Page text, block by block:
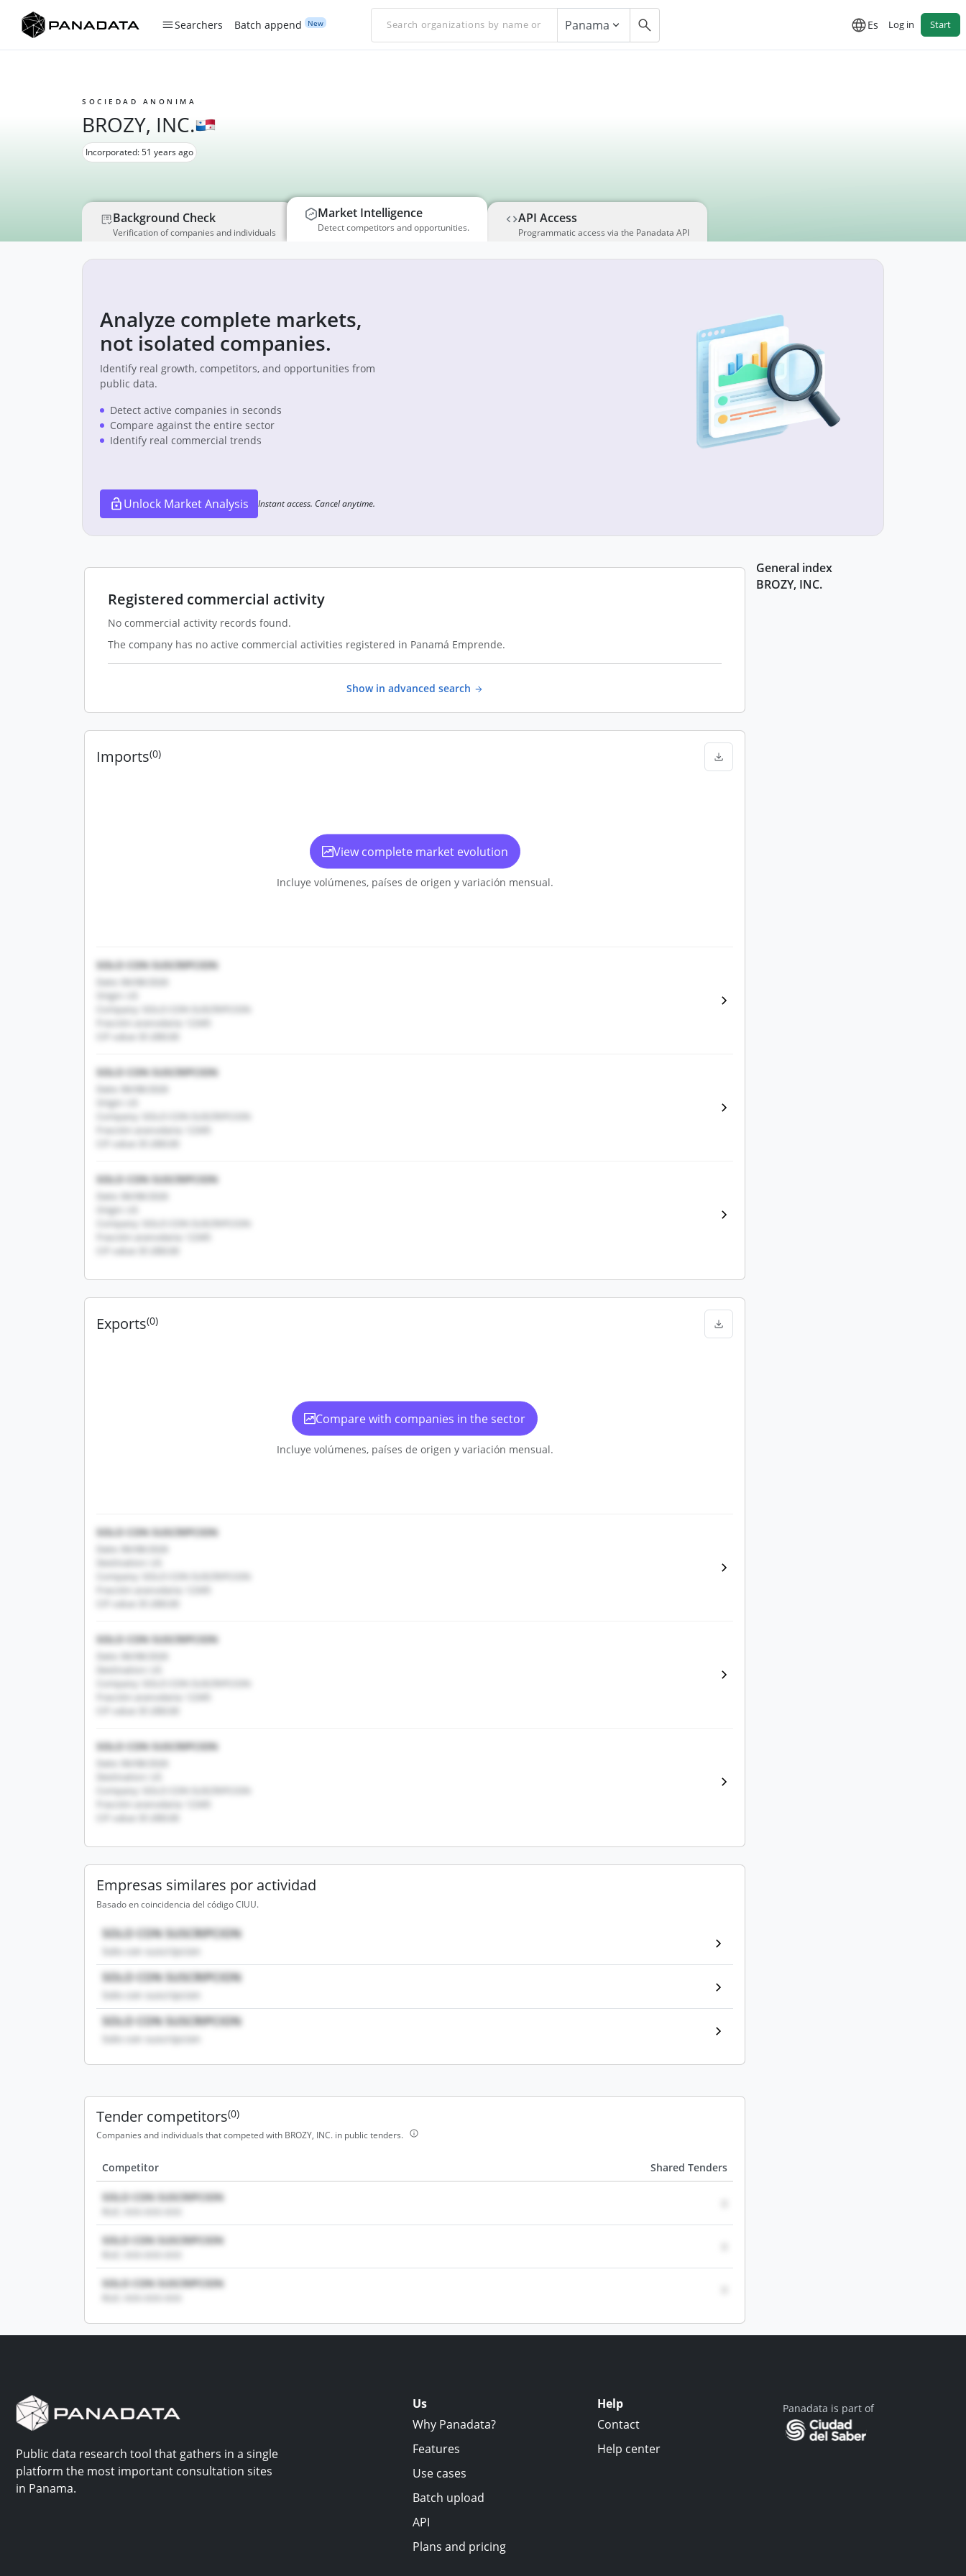
Searchers Batch append New Panama Es Log in Start
SOCIEDAD ANONIMA
BROZY, INC.
Incorporated: 51 years ago
Background Check
Verification of companies and individuals
Market Intelligence
Detect competitors and opportunities.
API Access
Programmatic access via the Panadata API
Analyze complete markets,
not isolated companies.
Identify real growth, competitors, and opportunities from
public data.
Detect active companies in seconds
Compare against the entire sector
Identify real commercial trends
Unlock Market Analysis Instant access. Cancel anytime.
Registered commercial activity
No commercial activity records found.
The company has no active commercial activities registered in Panamá Emprende.
Show in advanced search
Imports(0)
View complete market evolution
Incluye volúmenes, países de origen y variación mensual.
SOLO CON SUSCRIPCION
Date: 06/08/2026
Origin: US
Company: SOLO CON SUSCRIPCION
Fracción arancelaria: 12345
CIF value: $1,000.00
SOLO CON SUSCRIPCION
Date: 06/08/2026
Origin: US
Company: SOLO CON SUSCRIPCION
Fracción arancelaria: 12345
CIF value: $1,000.00
SOLO CON SUSCRIPCION
Date: 06/08/2026
Origin: US
Company: SOLO CON SUSCRIPCION
Fracción arancelaria: 12345
CIF value: $1,000.00
Exports(0)
Compare with companies in the sector
Incluye volúmenes, países de origen y variación mensual.
SOLO CON SUSCRIPCION
Date: 06/08/2026
Destination: US
Company: SOLO CON SUSCRIPCION
Fracción arancelaria: 12345
CIF value: $1,000.00
SOLO CON SUSCRIPCION
Date: 06/08/2026
Destination: US
Company: SOLO CON SUSCRIPCION
Fracción arancelaria: 12345
CIF value: $1,000.00
SOLO CON SUSCRIPCION
Date: 06/08/2026
Destination: US
Company: SOLO CON SUSCRIPCION
Fracción arancelaria: 12345
CIF value: $1,000.00
Empresas similares por actividad
Basado en coincidencia del código CIUU.
SOLO CON SUSCRIPCION
Solo con suscripcion
SOLO CON SUSCRIPCION
Solo con suscripcion
SOLO CON SUSCRIPCION
Solo con suscripcion
Tender competitors(0)
Companies and individuals that competed with BROZY, INC. in public tenders.
Competitor Shared Tenders
SOLO CON SUSCRIPCION
SOLO CON SUSCRIPCION
SOLO CON SUSCRIPCION
General index
BROZY, INC.
Public data research tool that gathers in a single
platform the most important consultation sites
in Panama.
Us
Why Panadata?
Features
Use cases
Batch upload
API
Plans and pricing
Help
Contact
Help center
Panadata is part of